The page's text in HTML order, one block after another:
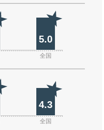
5.0
全国
4.3
全国